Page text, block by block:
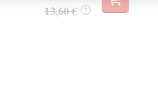
13,60 € ?